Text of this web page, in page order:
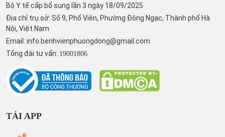
Bộ Y tế cấp bổ sung lần 3 ngày 18/09/2025
Địa chỉ trụ sở: Số 9, Phố Viên, Phường Đông Ngạc, Thành phố Hà
Nội, Việt Nam
Email: info.benhvienphuongdong@gmail.com
Tổng đài tư vấn: 19001806
TẢI APP